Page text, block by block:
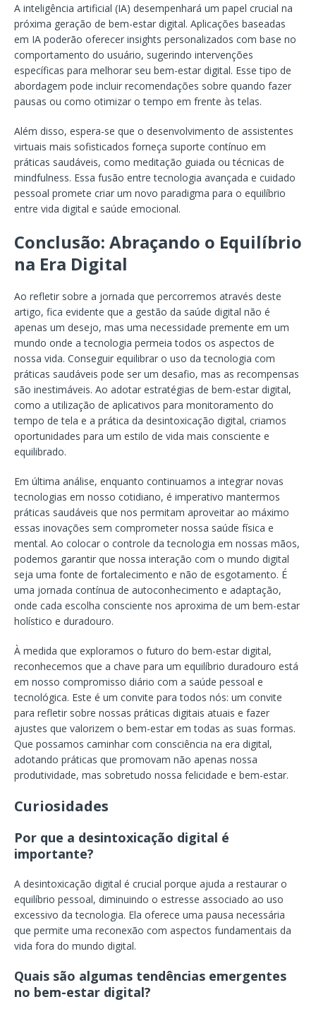
A inteligência artificial (IA) desempenhará um papel crucial na
próxima geração de bem-estar digital. Aplicações baseadas
em IA poderão oferecer insights personalizados com base no
comportamento do usuário, sugerindo intervenções
específicas para melhorar seu bem-estar digital. Esse tipo de
abordagem pode incluir recomendações sobre quando fazer
pausas ou como otimizar o tempo em frente às telas.
Além disso, espera-se que o desenvolvimento de assistentes
virtuais mais sofisticados forneça suporte contínuo em
práticas saudáveis, como meditação guiada ou técnicas de
mindfulness. Essa fusão entre tecnologia avançada e cuidado
pessoal promete criar um novo paradigma para o equilíbrio
entre vida digital e saúde emocional.
Conclusão: Abraçando o Equilíbrio
na Era Digital
Ao refletir sobre a jornada que percorremos através deste
artigo, fica evidente que a gestão da saúde digital não é
apenas um desejo, mas uma necessidade premente em um
mundo onde a tecnologia permeia todos os aspectos de
nossa vida. Conseguir equilibrar o uso da tecnologia com
práticas saudáveis pode ser um desafio, mas as recompensas
são inestimáveis. Ao adotar estratégias de bem-estar digital,
como a utilização de aplicativos para monitoramento do
tempo de tela e a prática da desintoxicação digital, criamos
oportunidades para um estilo de vida mais consciente e
equilibrado.
Em última análise, enquanto continuamos a integrar novas
tecnologias em nosso cotidiano, é imperativo mantermos
práticas saudáveis que nos permitam aproveitar ao máximo
essas inovações sem comprometer nossa saúde física e
mental. Ao colocar o controle da tecnologia em nossas mãos,
podemos garantir que nossa interação com o mundo digital
seja uma fonte de fortalecimento e não de esgotamento. É
uma jornada contínua de autoconhecimento e adaptação,
onde cada escolha consciente nos aproxima de um bem-estar
holístico e duradouro.
À medida que exploramos o futuro do bem-estar digital,
reconhecemos que a chave para um equilíbrio duradouro está
em nosso compromisso diário com a saúde pessoal e
tecnológica. Este é um convite para todos nós: um convite
para refletir sobre nossas práticas digitais atuais e fazer
ajustes que valorizem o bem-estar em todas as suas formas.
Que possamos caminhar com consciência na era digital,
adotando práticas que promovam não apenas nossa
produtividade, mas sobretudo nossa felicidade e bem-estar.
Curiosidades
Por que a desintoxicação digital é
importante?
A desintoxicação digital é crucial porque ajuda a restaurar o
equilíbrio pessoal, diminuindo o estresse associado ao uso
excessivo da tecnologia. Ela oferece uma pausa necessária
que permite uma reconexão com aspectos fundamentais da
vida fora do mundo digital.
Quais são algumas tendências emergentes
no bem-estar digital?